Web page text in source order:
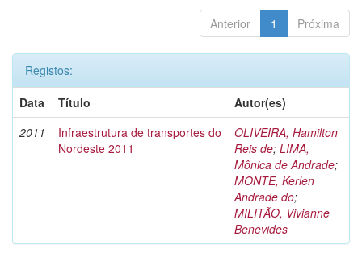
Anterior 1 Próxima
Registos:
Data
Título
Autor(es)
2011
Infraestrutura de transportes do
Nordeste 2011
OLIVEIRA, Hamilton
Reis de; LIMA,
Mônica de Andrade;
MONTE, Kerlen
Andrade do;
MILITÃO, Vivianne
Benevides